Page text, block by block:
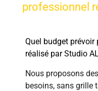
professionnel
Quel budget prévoir
réalisé par Studio
Nous proposons
besoins, sans grille